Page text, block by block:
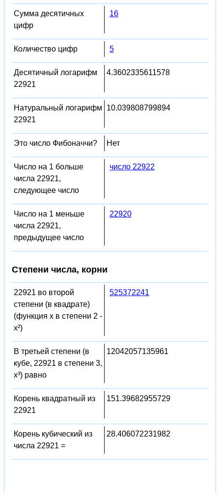
Сумма десятичных
цифр
16
Количество цифр 5
Десятичный логарифм
22921
4.3602335611578
Натуральный логарифм
22921
10.039808799894
Это число Фибоначчи? Нет
Число на 1 больше
числа 22921,
следующее число
число 22922
Число на 1 меньше
числа 22921,
предыдущее число
22920
Степени числа, корни
22921 во второй
степени (в квадрате)
(функция x в степени 2 -
x²)
525372241
В третьей степени (в
кубе, 22921 в степени 3,
x³) равно
12042057135961
Корень квадратный из
22921
151.39682955729
Корень кубический из
числа 22921 =
28.406072231982